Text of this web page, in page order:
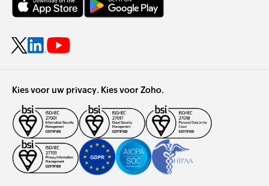
Kies voor uw privacy. Kies voor Zoho.